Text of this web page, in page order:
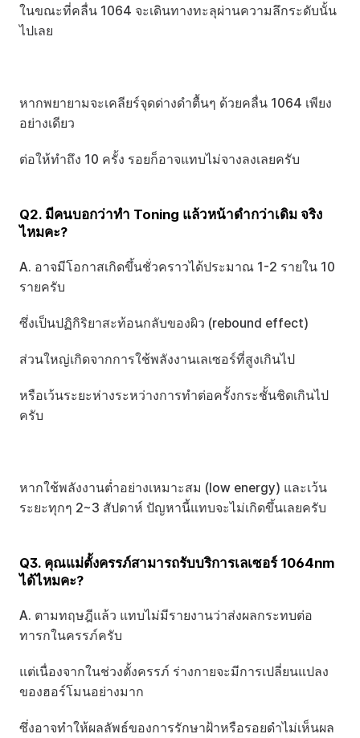
ในขณะที่คลื่น 1064 จะเดินทางทะลุผ่านความลึกระดับนั้น
ไปเลย
หากพยายามจะเคลียร์จุดด่างดำตื้นๆ ด้วยคลื่น 1064 เพียง
อย่างเดียว
ต่อให้ทำถึง 10 ครั้ง รอยก็อาจแทบไม่จางลงเลยครับ
Q2. มีคนบอกว่าทำ Toning แล้วหน้าดำกว่าเดิม จริง
ไหมคะ?
A. อาจมีโอกาสเกิดขึ้นชั่วคราวได้ประมาณ 1-2 รายใน 10
รายครับ
ซึ่งเป็นปฏิกิริยาสะท้อนกลับของผิว (rebound effect)
ส่วนใหญ่เกิดจากการใช้พลังงานเลเซอร์ที่สูงเกินไป
หรือเว้นระยะห่างระหว่างการทำต่อครั้งกระชั้นชิดเกินไป
ครับ
หากใช้พลังงานต่ำอย่างเหมาะสม (low energy) และเว้น
ระยะทุกๆ 2~3 สัปดาห์ ปัญหานี้แทบจะไม่เกิดขึ้นเลยครับ
Q3. คุณแม่ตั้งครรภ์สามารถรับบริการเลเซอร์ 1064nm
ได้ไหมคะ?
A. ตามทฤษฎีแล้ว แทบไม่มีรายงานว่าส่งผลกระทบต่อ
ทารกในครรภ์ครับ
แต่เนื่องจากในช่วงตั้งครรภ์ ร่างกายจะมีการเปลี่ยนแปลง
ของฮอร์โมนอย่างมาก
ซึ่งอาจทำให้ผลลัพธ์ของการรักษาฝ้าหรือรอยดำไม่เห็นผล